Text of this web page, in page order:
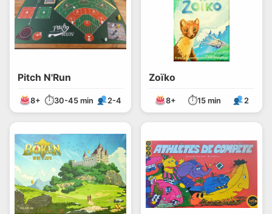
Pitch N'Run
8+ ⏱30-45 min 2-4
Zoïko
8+ ⏱15 min 2